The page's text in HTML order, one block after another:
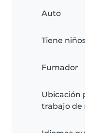
Auto
Tiene
Fumador
Ubicación
trabajo de